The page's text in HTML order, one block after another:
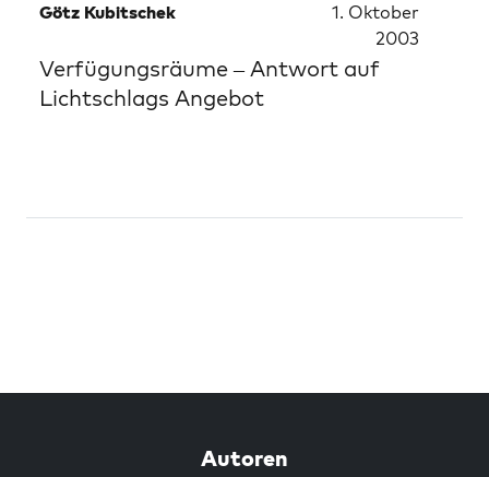
Götz Kubitschek
1. Oktober
2003
Verfügungsräume – Antwort auf
Lichtschlags Angebot
Autoren